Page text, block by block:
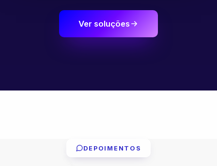
Ver soluções
DEPOIMENTOS